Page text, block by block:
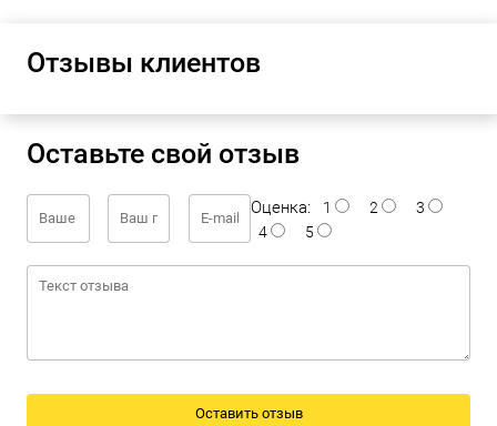
Отзывы клиентов
Оставьте свой отзыв
Оценка: 1 2
3
4
5